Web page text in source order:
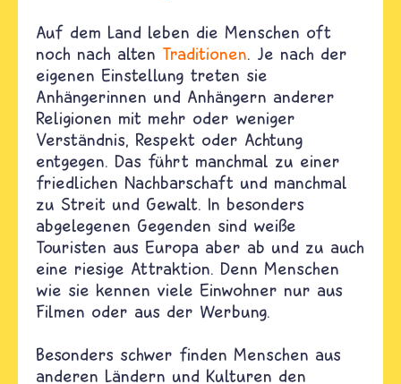
Auf dem Land leben die Menschen oft
noch nach alten Traditionen. Je nach der
eigenen Einstellung treten sie
Anhängerinnen und Anhängern anderer
Religionen mit mehr oder weniger
Verständnis, Respekt oder Achtung
entgegen. Das führt manchmal zu einer
friedlichen Nachbarschaft und manchmal
zu Streit und Gewalt. In besonders
abgelegenen Gegenden sind weiße
Touristen aus Europa aber ab und zu auch
eine riesige Attraktion. Denn Menschen
wie sie kennen viele Einwohner nur aus
Filmen oder aus der Werbung.
Besonders schwer finden Menschen aus
anderen Ländern und Kulturen den